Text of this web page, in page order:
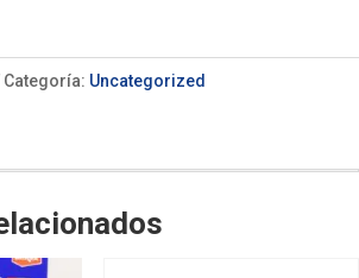
Categoría: Uncategorized